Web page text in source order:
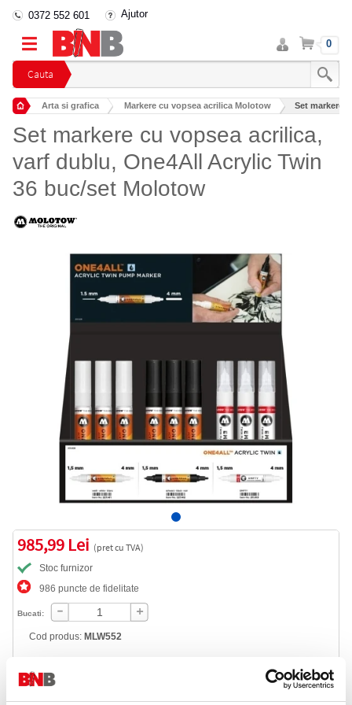
Cauta
0372 552 601 Ajutor
Intra
in
cont
Cos 0
Arta si grafica Markere cu vopsea acrilica Molotow Set markere
Set markere cu vopsea acrilica,
varf dublu, One4All Acrylic Twin
36 buc/set Molotow
985,99 Lei (pret cu TVA)
Stoc furnizor
986 puncte de fidelitate
Bucati:
Cod produs: MLW552